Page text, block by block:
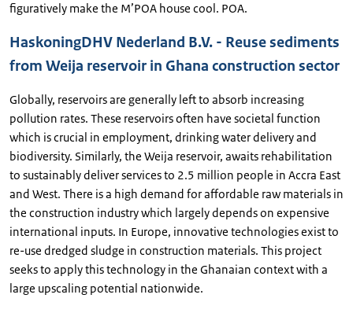
figuratively make the M’POA house cool. POA.
HaskoningDHV Nederland B.V. - Reuse sediments
from Weija reservoir in Ghana construction sector
Globally, reservoirs are generally left to absorb increasing
pollution rates. These reservoirs often have societal function
which is crucial in employment, drinking water delivery and
biodiversity. Similarly, the Weija reservoir, awaits rehabilitation
to sustainably deliver services to 2.5 million people in Accra East
and West. There is a high demand for affordable raw materials in
the construction industry which largely depends on expensive
international inputs. In Europe, innovative technologies exist to
re-use dredged sludge in construction materials. This project
seeks to apply this technology in the Ghanaian context with a
large upscaling potential nationwide.